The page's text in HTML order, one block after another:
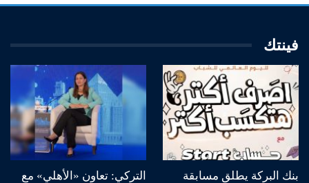
فينتك
بنك البركة يطلق مسابقة
التركي: تعاون «الأهلي» مع